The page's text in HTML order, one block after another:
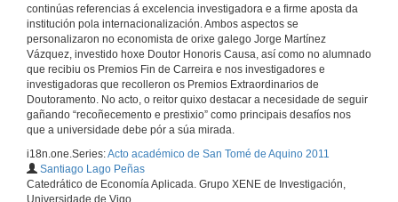
continúas referencias á excelencia investigadora e a firme aposta da
institución pola internacionalización. Ambos aspectos se
personalizaron no economista de orixe galego Jorge Martínez
Vázquez, investido hoxe Doutor Honoris Causa, así como no alumnado
que recibiu os Premios Fin de Carreira e nos investigadores e
investigadoras que recolleron os Premios Extraordinarios de
Doutoramento. No acto, o reitor quixo destacar a necesidade de seguir
gañando “recoñecemento e prestixio” como principais desafíos nos
que a universidade debe pór a súa mirada.
i18n.one.Series:Acto académico de San Tomé de Aquino 2011
Santiago Lago Peñas
Catedrático de Economía Aplicada. Grupo XENE de Investigación,